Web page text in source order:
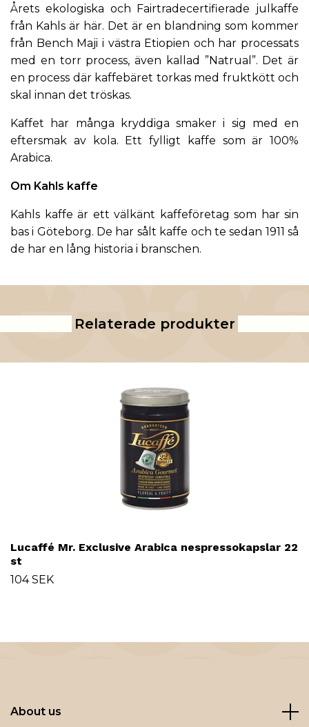
Årets ekologiska och Fairtradecertifierade julkaffe
från Kahls är här. Det är en blandning som kommer
från Bench Maji i västra Etiopien och har processats
med en torr process, även kallad ”Natrual”. Det är
en process där kaffebäret torkas med fruktkött och
skal innan det tröskas.
Kaffet har många kryddiga smaker i sig med en
eftersmak av kola. Ett fylligt kaffe som är 100%
Arabica.
Om Kahls kaffe
Kahls kaffe är ett välkänt kaffeföretag som har sin
bas i Göteborg. De har sålt kaffe och te sedan 1911 så
de har en lång historia i branschen.
Relaterade produkter
Lucaffé Mr. Exclusive Arabica nespressokapslar 22
st
104 SEK
About us